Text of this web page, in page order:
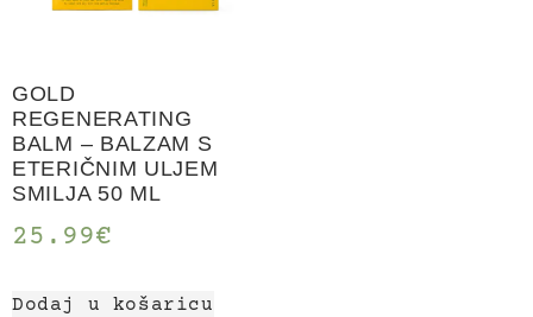
GOLD
REGENERATING
BALM – BALZAM S
ETERIČNIM ULJEM
SMILJA 50 ML
25.99€
Dodaj u košaricu